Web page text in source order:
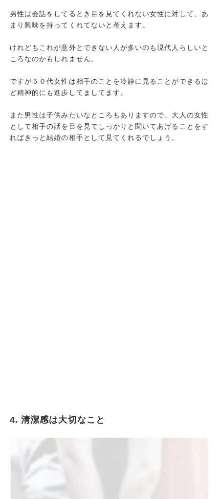
男性は会話をしてるとき目を見てくれない女性に対して、あ
まり興味を持ってくれてないと考えます。
けれどもこれが意外とできない人が多いのも現代人らしいと
ころなのかもしれません。
ですが５０代女性は相手のことを冷静に見ることができるほ
ど精神的にも進歩してましてます。
また男性は子供みたいなところもありますので、大人の女性
として相手の話を目を見てしっかりと聞いてあげることをす
ればきっと結婚の相手として見てくれるでしょう。
4. 清潔感は大切なこと